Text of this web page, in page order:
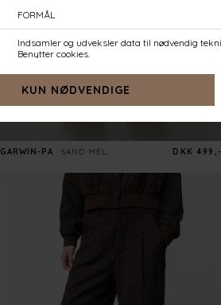
GARWIN-PA SAND MEL. DKK 499,-